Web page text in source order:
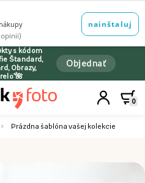
s kódom
Štandard,
Obrazy,
Objednať
0
Prázdna šablóna vašej kolekcie